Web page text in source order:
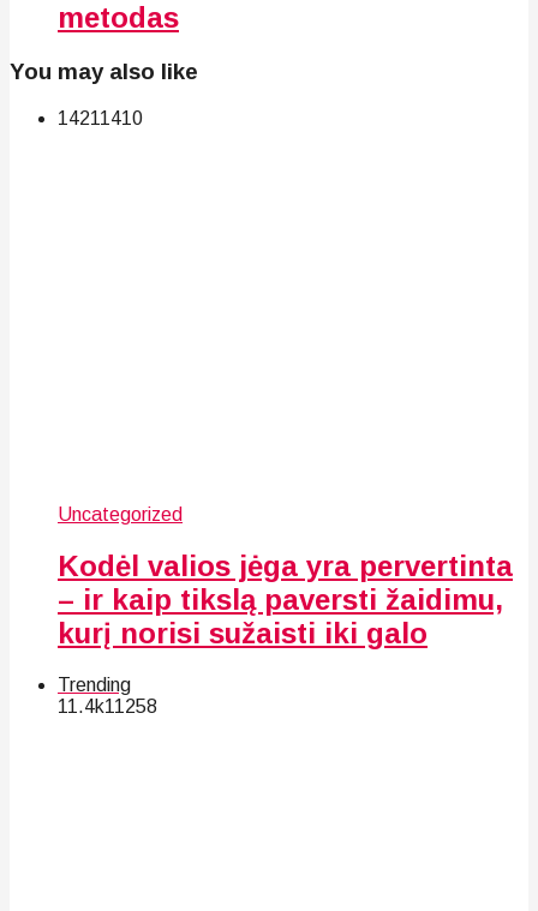
metodas
You may also like
14211410
Uncategorized
Kodėl valios jėga yra pervertinta
– ir kaip tikslą paversti žaidimu,
kurį norisi sužaisti iki galo
Trending
11.4k11258